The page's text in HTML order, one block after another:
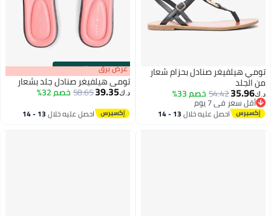
2
تومي هيلفيغر صنادل بحزام شعار
من الجلد
د.ك‏35.96
54.42خصم 33%
أقل سعر في 7 يوم
أقل سعر في 7 يوماحصل عليه خلال 13 - 14
00m:00s
·باقي 100%
3
عرض برق
تومي هيلفيغر صنادل جلد بشعار
د.ك‏39.35
58.65خصم 32%
احصل عليه خلال 13 - 14